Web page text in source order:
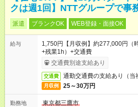
クは週1回】NTTグループで事
派遣 ブランクOK WEB登録・面接OK
給与
1,750円【月収例】約277,000円（
+残業1h）+交通費
交通費別途支給あり
交通費 通勤交通費の支給あり（当
月収例 25～30万円
勤務地
東京都三鷹市